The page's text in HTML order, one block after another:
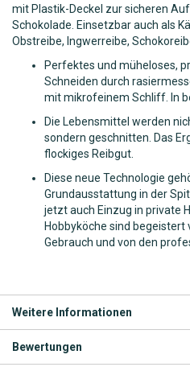
mit Plastik-Deckel zur sicheren
Schokolade. Einsetzbar auch als
Obstreibe, Ingwerreibe,
Perfektes und müheloses,
Schneiden durch
mit mikrofeinem Schliff. In
Die Lebensmittel werden
sondern geschnitten. Das
flockiges Reibgut.
Diese neue Technologie
Grundausstattung in der
jetzt auch Einzug in private
Hobbyköche sind begeistert
Gebrauch und von den
Weitere Informationen
Bewertungen